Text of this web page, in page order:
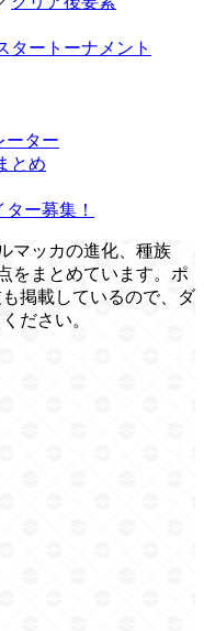
タートーナメント
ーター
とめ
ー募集！
マッカの進化、種族
をまとめています。ポ
掲載しているので、ダ
ださい。